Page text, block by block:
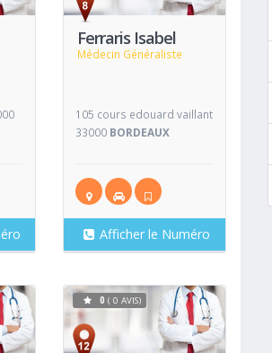
Ferraris Isabel
Médecin Généraliste
105 cours edouard vaillant
33000 BORDEAUX
Afficher le Numéro
Voir
0 ( 0 AVIS)